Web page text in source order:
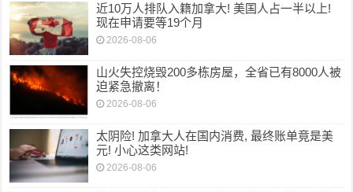
近10万人排队入籍加拿大! 美国人占一半以上!
现在申请要等19个月
2026-08-06
山火失控烧毁200多栋房屋，全省已有8000人被
迫紧急撤离！
2026-08-06
太阴险! 加拿大人在国内消费, 最终账单竟是美
元! 小心这类网站!
2026-08-06